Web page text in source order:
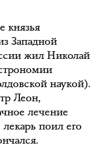
князья
Западной
жил Николай
наукой).
Леон,
лечение
поил его